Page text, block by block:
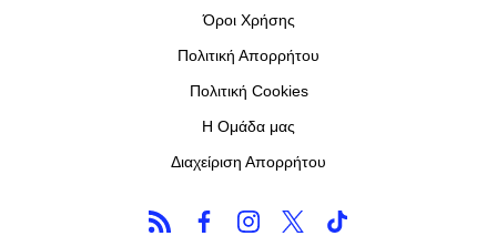
Όροι Χρήσης
Πολιτική Απορρήτου
Πολιτική Cookies
Η Ομάδα μας
Διαχείριση Απορρήτου